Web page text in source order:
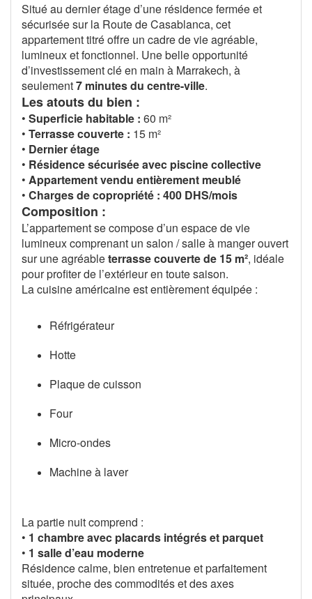
Situé au dernier étage d’une résidence fermée et
sécurisée sur la Route de Casablanca, cet
appartement titré offre un cadre de vie agréable,
lumineux et fonctionnel. Une belle opportunité
d’investissement clé en main à Marrakech, à
seulement7 minutes du centre-ville.
Les atouts du bien :
• Superficie habitable : 60 m²
• Terrasse couverte : 15 m²
• Dernier étage
• Résidence sécurisée avec piscine collective
• Appartement vendu entièrement meublé
• Charges de copropriété : 400 DHS/mois
Composition :
L’appartement se compose d’un espace de vie
lumineux comprenant un salon / salle à manger ouvert
sur une agréableterrasse couverte de 15 m², idéale
pour profiter de l’extérieur en toute saison.
La cuisine américaine est entièrement équipée :
Réfrigérateur
Hotte
Plaque de cuisson
Four
Micro-ondes
Machine à laver
La partie nuit comprend :
• 1 chambre avec placards intégrés et parquet
• 1 salle d’eau moderne
Résidence calme, bien entretenue et parfaitement
située, proche des commodités et des axes